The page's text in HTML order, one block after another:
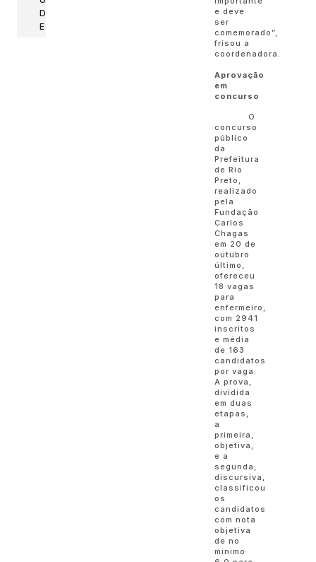
D
E
e deve
ser
comemorado”,
frisou a
coordenadora.
Aprovação
em
concurso
O
concurso
público
da
Prefeitura
de Rio
Preto,
realizado
pela
Fundação
Carlos
Chagas
em 20 de
outubro
último,
ofereceu
18 vagas
para
enfermeiro,
com 2941
inscritos
e média
de 163
candidatos
por vaga.
A prova,
dividida
em duas
etapas,
a
primeira,
objetiva,
e a
segunda,
discursiva,
classificou
os
candidatos
com nota
objetiva
de no
mínimo